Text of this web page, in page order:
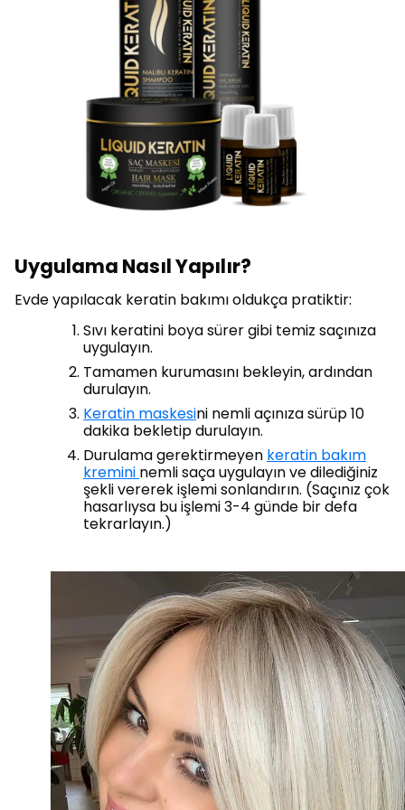
Uygulama Nasıl Yapılır?
Evde yapılacak keratin bakımı oldukça pratiktir:
Sıvı keratini boya sürer gibi temiz saçınıza
uygulayın.
Tamamen kurumasını bekleyin, ardından
durulayın.
Keratin maskesini nemli açınıza sürüp 10
dakika bekletip durulayın.
Durulama gerektirmeyen keratin bakım
kremini nemli saça uygulayın ve dilediğiniz
şekli vererek işlemi sonlandırın. (Saçınız çok
hasarlıysa bu işlemi 3-4 günde bir defa
tekrarlayın.)